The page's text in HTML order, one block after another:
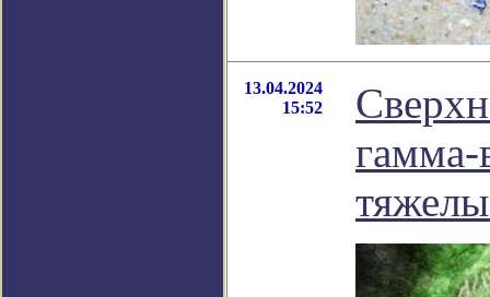
13.04.2024
15:52
гамма-